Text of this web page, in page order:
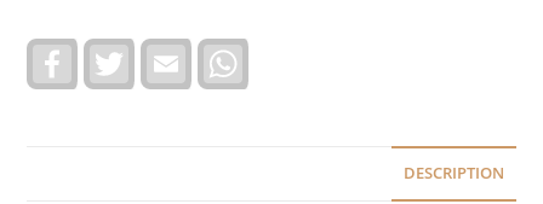
c
T
i
E
a
a
DESCRIPTION